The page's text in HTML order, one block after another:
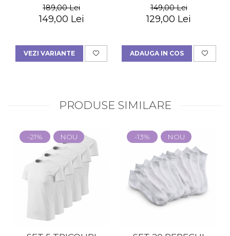
BARBATI
189,00 Lei
149,00 Lei
VEZI VARIANTE
BUMBAC - BARBATI
149,00 Lei
129,00 Lei
ADAUGA IN COS
PRODUSE SIMILARE
-21% NOU -13% NOU